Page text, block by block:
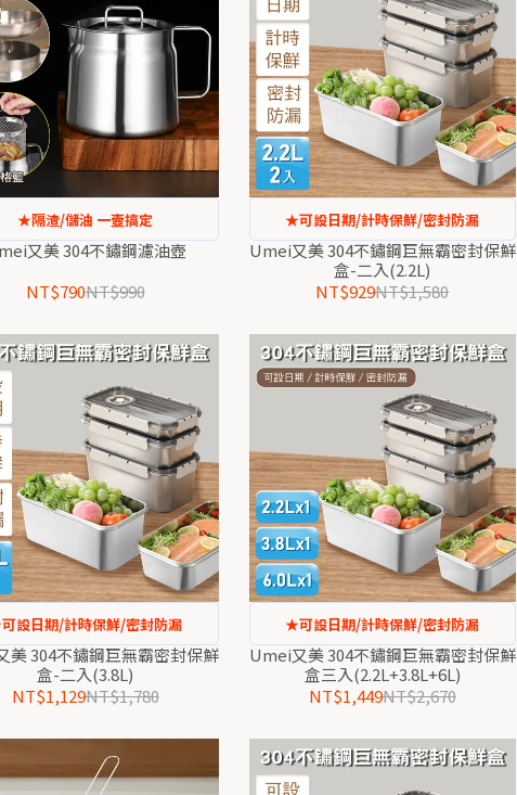
★隔渣/儲油 一壼搞定
又美 304不鏽鋼濾油壺
NT$790NT$990
★可設日期/計時保鮮/密封防漏
Umei又美 304不鏽鋼巨無霸密封保鮮
盒-二入(2.2L)
NT$929NT$1,580
設日期/計時保鮮/密封防漏
美 304不鏽鋼巨無霸密封保鮮
盒-二入(3.8L)
NT$1,129NT$1,780
★可設日期/計時保鮮/密封防漏
Umei又美 304不鏽鋼巨無霸密封保鮮
盒三入(2.2L+3.8L+6L)
NT$1,449NT$2,670